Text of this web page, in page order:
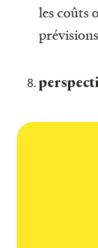
les coûts